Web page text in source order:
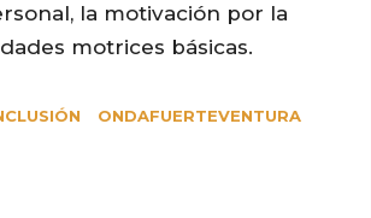
la motivación por la
motrices básicas.
ONDAFUERTEVENTURA